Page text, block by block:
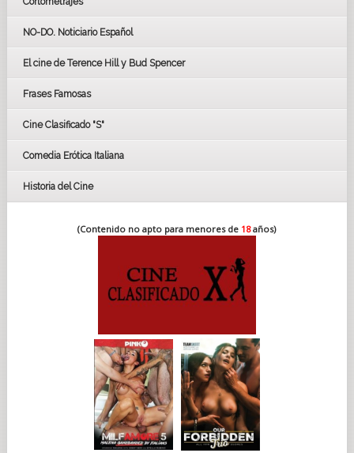
LOS OSCARS
GOYAS
BAFTA
NO-DO. Noticiario Español
El cine de Terence Hill y Bud Spencer
Frases Famosas
Cine Clasificado "S"
Comedia Erótica Italiana
Historia del Cine
(Contenido no apto para menores de 18años)